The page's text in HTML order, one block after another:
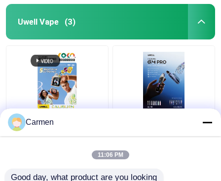
Uwell Vape (3)
UWELL G4 PRO KOKO
高性能35W電子タバ
イ、0.4Ω-1.2Ωメッシュ
UWELL G4 PRO 高性能
LEDディスプレイ、
0.4Ω-1.2Ω メッシュコ
Carmen
11:06 PM
Good day, what product are you looking